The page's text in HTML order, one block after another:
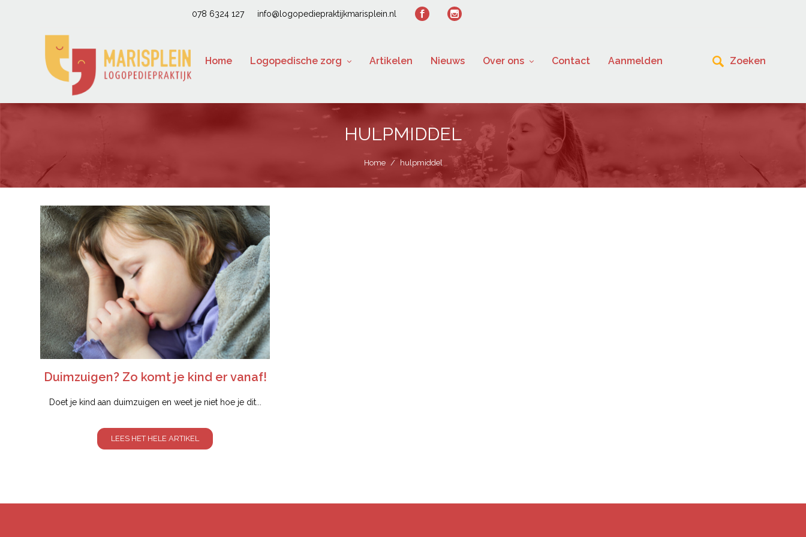
078 6324 127 info@logopediepraktijkmarisplein.nl
Home Logopedische zorg Artikelen Nieuws Over ons Contact Aanmelden
HULPMIDDEL
Home / hulpmiddel
Duimzuigen? Zo komt je kind er vanaf!
Doet je kind aan duimzuigen en weet je niet hoe je dit...
LEES HET HELE ARTIKEL